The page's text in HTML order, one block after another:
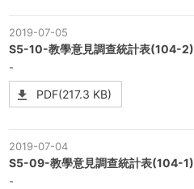
2019-07-05
S5-10-教學意見調查統計表(104-2)
-
PDF(217.3 KB)
2019-07-04
S5-09-教學意見調查統計表(104-1)
-